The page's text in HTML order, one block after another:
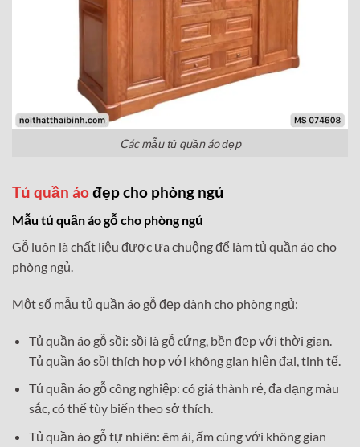
Các mẫu tủ quần áo đẹp
Tủ quần áođẹp cho phòng ngủ
Mẫu tủ quần áo gỗ cho phòng ngủ
Gỗ luôn là chất liệu được ưa chuộng để làm tủ quần áo cho
phòng ngủ.
Một số mẫu tủ quần áo gỗ đẹp dành cho phòng ngủ:
Tủ quần áo gỗ sồi: sồi là gỗ cứng, bền đẹp với thời gian.
Tủ quần áo sồi thích hợp với không gian hiện đại, tinh tế.
Tủ quần áo gỗ công nghiệp: có giá thành rẻ, đa dạng màu
sắc, có thể tùy biến theo sở thích.
Tủ quần áo gỗ tự nhiên: êm ái, ấm cúng với không gian